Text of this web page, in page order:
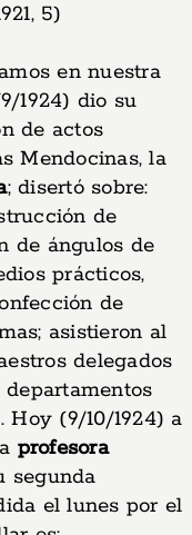
5)
en nuestra
1924) dio su
de actos
Mendocinas, la
; disertó sobre:
de
de ángulos de
prácticos,
de
asistieron al
delegados
Hoy (9/10/1924) a
profesora
segunda
el lunes por el